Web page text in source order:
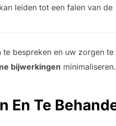
leiden tot een falen van de
bespreken en uw zorgen te
bijwerkingen minimaliseren.
En Te